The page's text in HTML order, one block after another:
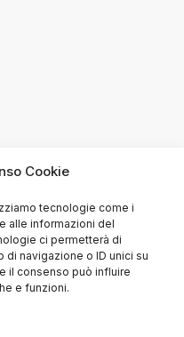
Cookie
tecnologie come i
alle informazioni del
ci permetterà di
navigazione o ID unici su
il consenso può influire
e funzioni.